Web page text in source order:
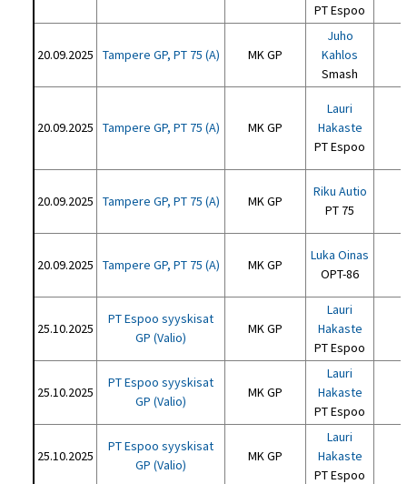
PT Espoo
20.09.2025 Tampere GP, PT 75 (A) MK GP
Juho
Kahlos
Smash
20.09.2025 Tampere GP, PT 75 (A) MK GP
Lauri
Hakaste
PT Espoo
20.09.2025 Tampere GP, PT 75 (A) MK GP
Riku Autio
PT 75
20.09.2025 Tampere GP, PT 75 (A) MK GP
Luka Oinas
OPT-86
25.10.2025
PT Espoo syyskisat
GP (Valio)
MK GP
Lauri
Hakaste
PT Espoo
25.10.2025
PT Espoo syyskisat
GP (Valio)
MK GP
Lauri
Hakaste
PT Espoo
25.10.2025
PT Espoo syyskisat
GP (Valio)
MK GP
Lauri
Hakaste
PT Espoo